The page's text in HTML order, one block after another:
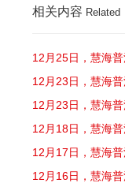
相关内容 Related
12月25日，慧海
12月23日，慧海
12月23日，慧海
12月18日，慧海
12月17日，慧海
12月16日，慧海